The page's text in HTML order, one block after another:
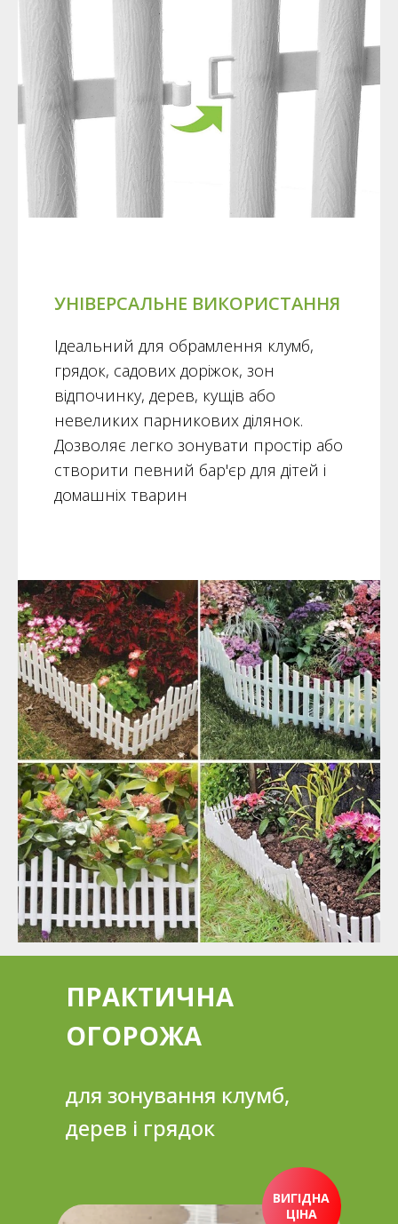
УНІВЕРСАЛЬНЕ ВИКОРИСТАННЯ
Ідеальний для обрамлення клумб,
грядок, садових доріжок, зон
відпочинку, дерев, кущів або
невеликих парникових ділянок.
Дозволяє легко зонувати простір або
створити певний бар'єр для дітей і
домашніх тварин
ПРАКТИЧНА
ОГОРОЖА
для зонування клумб,
дерев і грядок
ВИГІДНА
ЦІНА